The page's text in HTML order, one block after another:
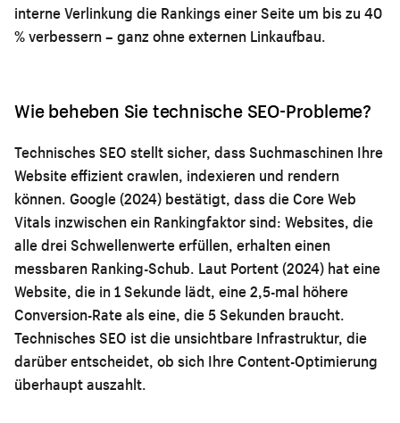
interne Verlinkung die Rankings einer Seite um bis zu 40
% verbessern – ganz ohne externen Linkaufbau.
Wie beheben Sie technische SEO-Probleme?
Technisches SEO stellt sicher, dass Suchmaschinen Ihre
Website effizient crawlen, indexieren und rendern
können. Google (2024) bestätigt, dass die Core Web
Vitals inzwischen ein Rankingfaktor sind: Websites, die
alle drei Schwellenwerte erfüllen, erhalten einen
messbaren Ranking-Schub. Laut Portent (2024) hat eine
Website, die in 1 Sekunde lädt, eine 2,5-mal höhere
Conversion-Rate als eine, die 5 Sekunden braucht.
Technisches SEO ist die unsichtbare Infrastruktur, die
darüber entscheidet, ob sich Ihre Content-Optimierung
überhaupt auszahlt.